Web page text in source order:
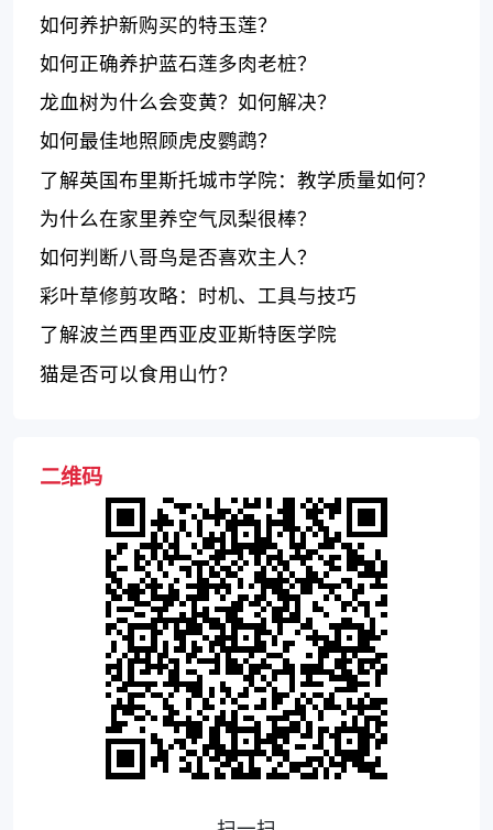
如何养护新购买的特玉莲？
如何正确养护蓝石莲多肉老桩？
龙血树为什么会变黄？如何解决？
如何最佳地照顾虎皮鹦鹉？
了解英国布里斯托城市学院：教学质量如何？
为什么在家里养空气凤梨很棒？
如何判断八哥鸟是否喜欢主人？
彩叶草修剪攻略：时机、工具与技巧
了解波兰西里西亚皮亚斯特医学院
猫是否可以食用山竹？
二维码